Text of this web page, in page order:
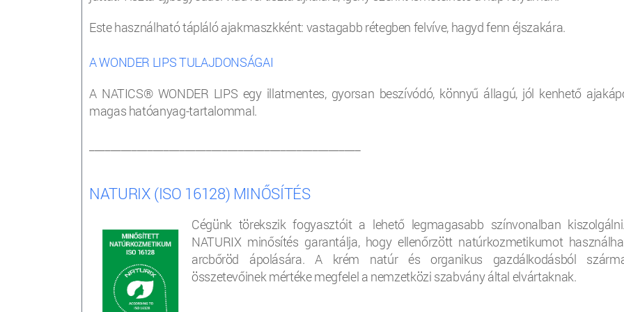
Este használható tápláló ajakmaszkként: vastagabb rétegben felvíve, hagyd fenn éjszakára.
A WONDER LIPS TULAJDONSÁGAI
A NATICS® WONDER LIPS egy illatmentes, gyorsan beszívódó, könnyű állagú, jól kenhető
magas hatóanyag-tartalommal.
NATURIX (ISO 16128) MINŐSÍTÉS
Cégünk törekszik fogyasztóit a lehető legmagasabb színvonalban
NATURIX minősítés garantálja, hogy ellenőrzött natúrkozmetikumot
arcbőröd ápolására. A krém natúr és organikus gazdálkodásból
összetevőinek mértéke megfelel a nemzetközi szabvány által elvártaknak.